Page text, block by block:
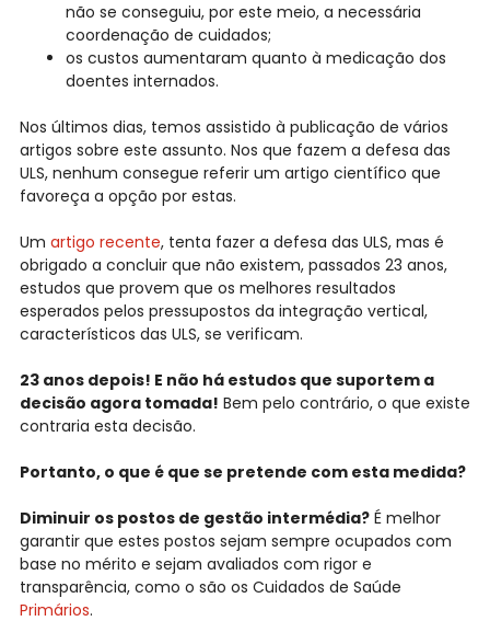
não se conseguiu, por este meio, a necessária
coordenação de cuidados;
os custos aumentaram quanto à medicação dos
doentes internados.
Nos últimos dias, temos assistido à publicação de vários
artigos sobre este assunto. Nos que fazem a defesa das
ULS, nenhum consegue referir um artigo científico que
favoreça a opção por estas.
Um artigo recente, tenta fazer a defesa das ULS, mas é
obrigado a concluir que não existem, passados 23 anos,
estudos que provem que os melhores resultados
esperados pelos pressupostos da integração vertical,
característicos das ULS, se verificam.
23 anos depois! E não há estudos que suportem a
decisão agora tomada! Bem pelo contrário, o que existe
contraria esta decisão.
Portanto, o que é que se pretende com esta medida?
Diminuir os postos de gestão intermédia?É melhor
garantir que estes postos sejam sempre ocupados com
base no mérito e sejam avaliados com rigor e
transparência, como o são os Cuidados de Saúde
Primários.